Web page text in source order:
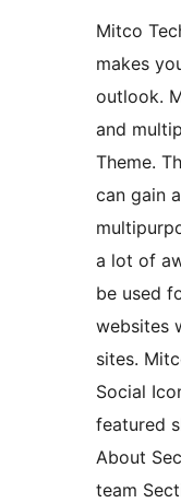
Mitco
makes
outlook.
and
Theme.
can gain
a lot of
be used
websites
sites.
Social
featured
About
team